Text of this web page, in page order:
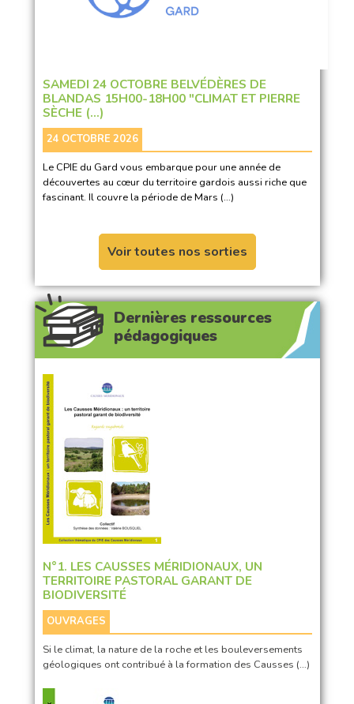
SAMEDI 24 OCTOBRE BELVÉDÈRES DE
BLANDAS 15H00-18H00 "CLIMAT ET PIERRE
SÈCHE (…)
24 OCTOBRE 2026
Le CPIE du Gard vous embarque pour une année de
découvertes au cœur du territoire gardois aussi riche que
fascinant. Il couvre la période de Mars (…)
Voir toutes nos sorties
Dernières ressources
pédagogiques
N°1. LES CAUSSES MÉRIDIONAUX, UN
TERRITOIRE PASTORAL GARANT DE
BIODIVERSITÉ
OUVRAGES
Si le climat, la nature de la roche et les bouleversements
géologiques ont contribué à la formation des Causses (…)